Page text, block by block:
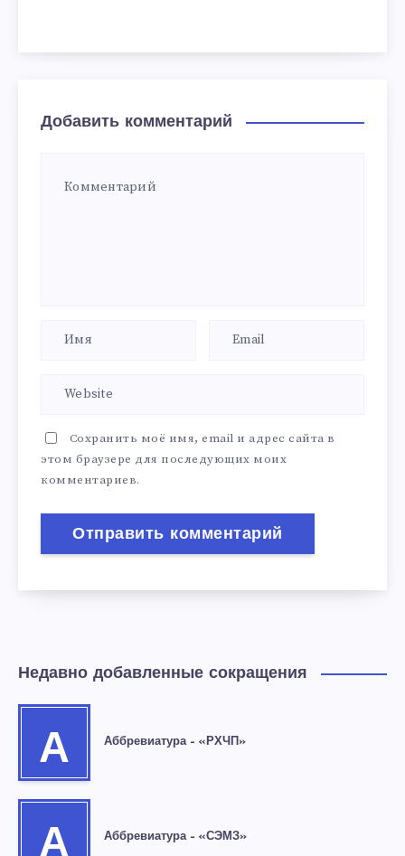
Добавить комментарий
Сохранить моё имя, email и адрес сайта в
этом браузере для последующих моих
комментариев.
Недавно добавленные сокращения
А Аббревиатура – «РХЧП»
А Аббревиатура – «СЭМЗ»